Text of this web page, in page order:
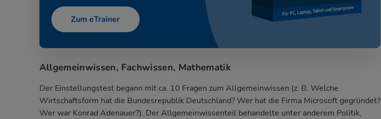
Zum eTrainer
Allgemeinwissen, Fachwissen, Mathematik
Der Einstellungstest begann mit ca. 10 Fragen zum Allgemeinwissen (z. B. Welche
Wirtschaftsform hat die Bundesrepublik Deutschland? Wer hat die Firma Microsoft gegründet?
Wer war Konrad Adenauer?). Der Allgemeinwissenteil behandelte unter anderem Politik,